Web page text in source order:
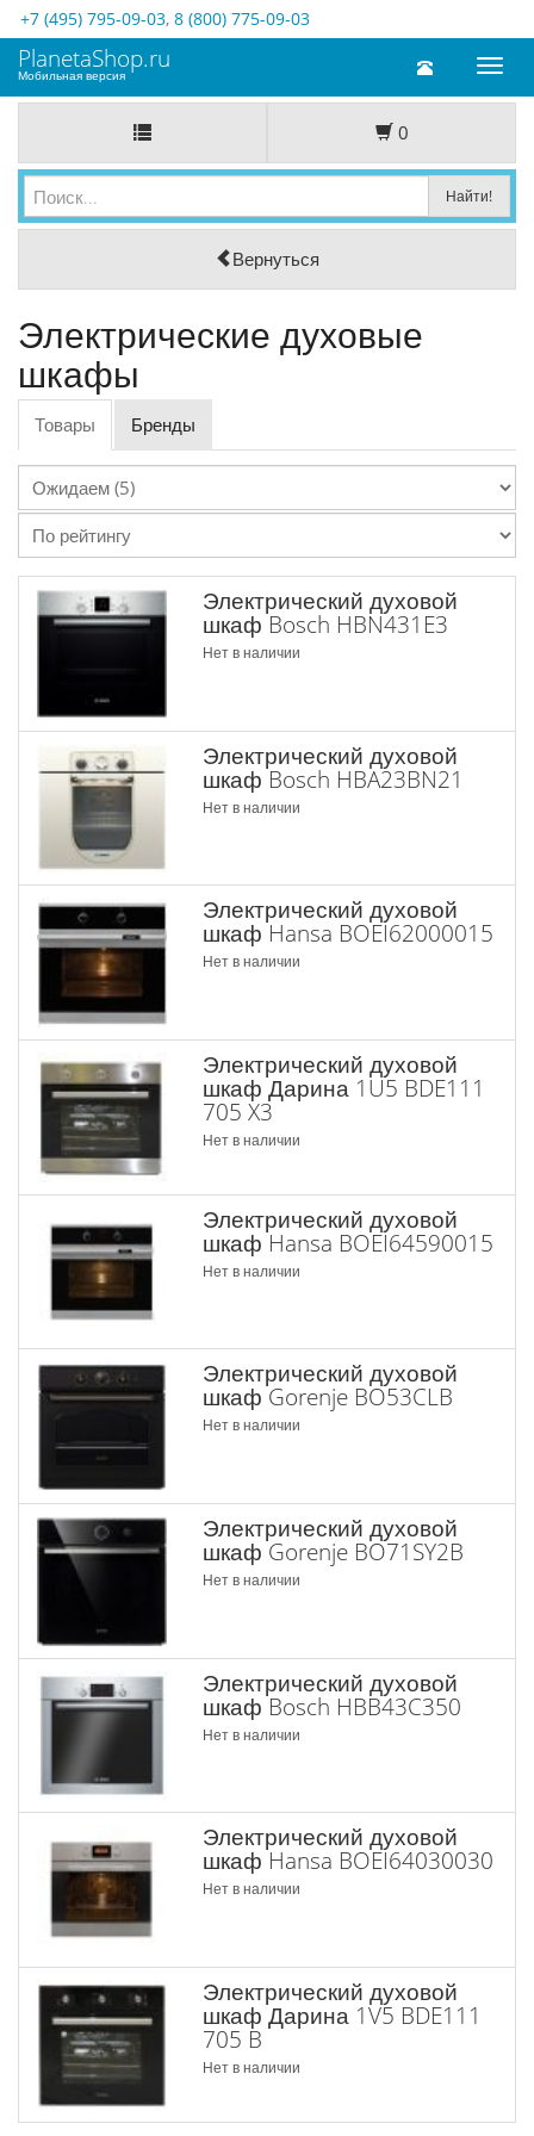
+7 (495) 795-09-03, 8 (800) 775-09-03
Toggle
PlanetaShop.ru
Мобильная версия
0
Вернуться
Электрические духовые
шкафы
Товары Бренды
Электрический духовой
шкаф Bosch HBN431E3
Нет в наличии
Электрический духовой
шкаф Bosch HBA23BN21
Нет в наличии
Электрический духовой
шкаф Hansa BOEI62000015
Нет в наличии
Электрический духовой
шкаф Дарина 1U5 BDE111
705 X3
Нет в наличии
Электрический духовой
шкаф Hansa BOEI64590015
Нет в наличии
Электрический духовой
шкаф Gorenje BO53CLB
Нет в наличии
Электрический духовой
шкаф Gorenje BO71SY2B
Нет в наличии
Электрический духовой
шкаф Bosch HBB43C350
Нет в наличии
Электрический духовой
шкаф Hansa BOEI64030030
Нет в наличии
Электрический духовой
шкаф Дарина 1V5 BDE111
705 B
Нет в наличии